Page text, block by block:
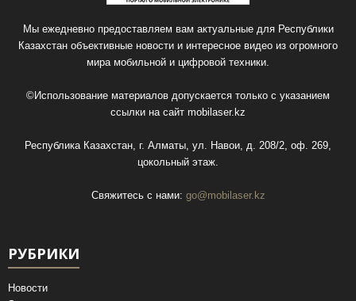
Мы ежедневно предоставляем вам актуальные для Республики
Казахстан объективные новости и интересное видео из огромного
мира мобильной и цифровой техники.
©Использование материалов допускается только с указанием
ссылки на сайт mobilaser.kz
Республика Казахстан, г. Алматы, ул. Навои, д. 208/2, оф. 269,
цокольный этаж.
Свяжитесь с нами: go@mobilaser.kz
РУБРИКИ
Новости